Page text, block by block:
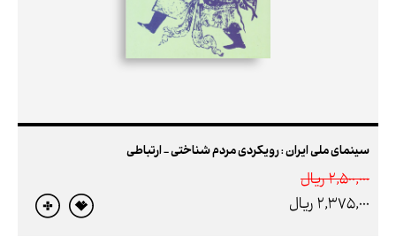
سینمای ملی ایران : رویکردی مردم شناختی - ارتباطی
2,500,000 ريال
2,375,000 ريال